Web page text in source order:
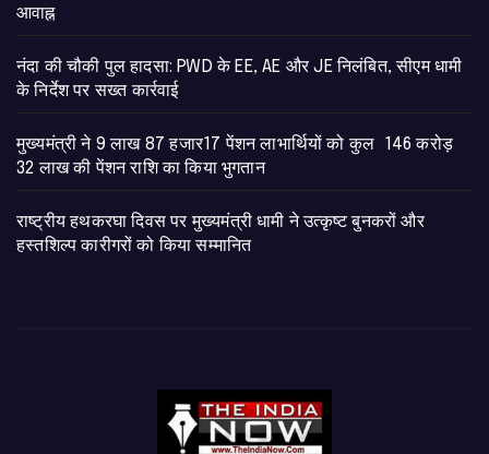
आवाह्न
नंदा की चौकी पुल हादसा: PWD के EE, AE और JE निलंबित, सीएम धामी
के निर्देश पर सख्त कार्रवाई
मुख्यमंत्री ने 9 लाख 87 हजार17 पेंशन लाभार्थियों को कुल 146 करोड़
32 लाख की पेंशन राशि का किया भुगतान
राष्ट्रीय हथकरघा दिवस पर मुख्यमंत्री धामी ने उत्कृष्ट बुनकरों और
हस्तशिल्प कारीगरों को किया सम्मानित